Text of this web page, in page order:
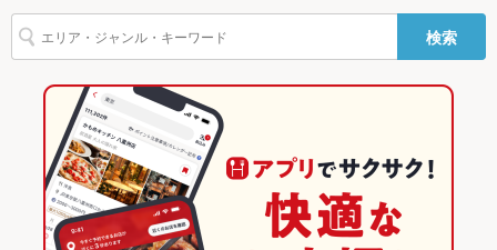
その他設備 －
その他
あり
食べ放題 なし ：お通しのザーサイは食べ放題です！
お子様連れ お子様連れOK ：ご家族でのお食事にどうぞ♪
県庁前駅 × 居酒屋
県庁前駅 × 洋・和洋・各国料理・その他
飲茶・点心・餃子
那覇 × 中華
久茂地 × 中華
久茂地 × 飲茶・点心・餃子
沖縄 × 居酒屋
沖縄 × 洋・和洋・各国料理・その他
沖縄のグルメランキング
沖縄の居酒屋ランキング
那覇のグルメランキング
那覇の居酒屋ランキング
久茂地のグルメランキング
検索